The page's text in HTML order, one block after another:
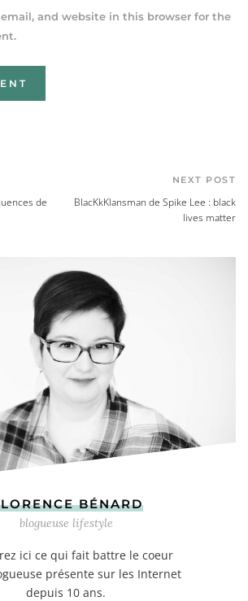
and website in this browser for the
de
NEXT POST
BlacKkKlansman de Spike Lee : black
lives matter
BÉNARD
blogueuse lifestyle
ici ce qui fait battre le coeur
présente sur les Internet
depuis 10 ans.